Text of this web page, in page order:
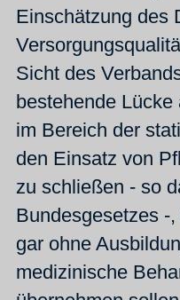
Einschätzung des
Sicht des
bestehende
im Bereich der
den Einsatz von
zu schließen - so
Bundesgesetzes -
gar ohne
medizinische